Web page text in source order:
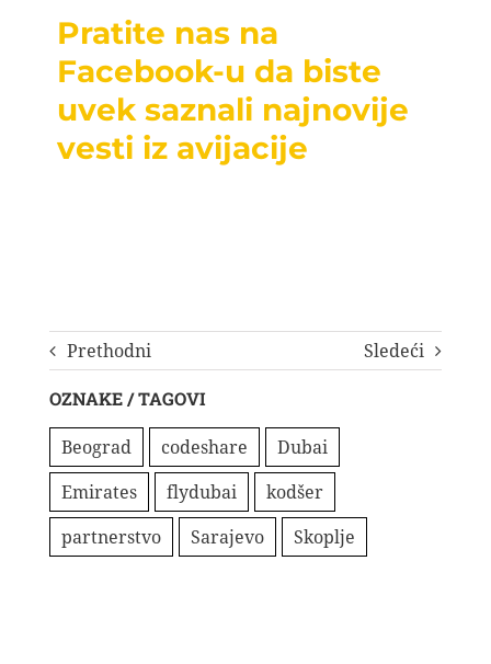
Pratite nas na
Facebook-u da biste
uvek saznali najnovije
vesti iz avijacije
Prethodni Sledeći
OZNAKE / TAGOVI
Beograd codeshare
Dubai
Emirates
flydubai
kodšer
partnerstvo
Sarajevo Skoplje